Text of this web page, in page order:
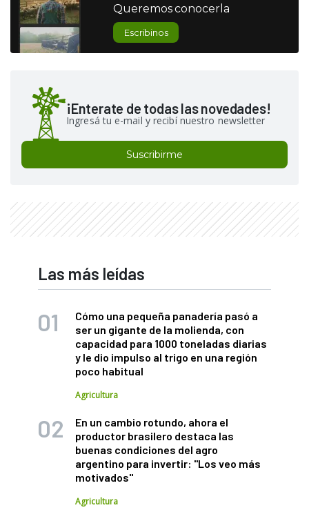
Queremos conocerla
Escribinos
¡Enterate de todas las novedades!
Ingresá tu e-mail y recibí nuestro newsletter
Suscribirme
Las más leídas
Cómo una pequeña panadería pasó a
ser un gigante de la molienda, con
capacidad para 1000 toneladas diarias
y le dio impulso al trigo en una región
poco habitual
Agricultura
En un cambio rotundo, ahora el
productor brasilero destaca las
buenas condiciones del agro
argentino para invertir: "Los veo más
motivados"
Agricultura